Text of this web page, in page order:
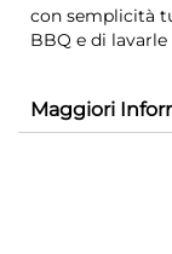
con semplicità
BBQ e di
Maggiori